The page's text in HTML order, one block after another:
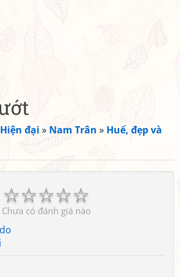
Hiện đại » Nam Trân » Huế, đẹp và
☆
☆
☆
☆
☆
Chưa có đánh giá nào